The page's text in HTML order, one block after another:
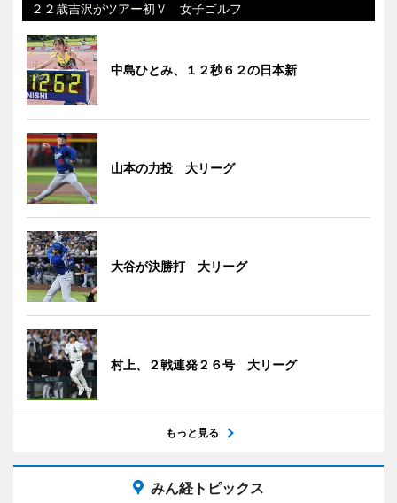
２２歳吉沢がツアー初Ｖ 女子ゴルフ
中島ひとみ、１２秒６２の日本新
山本の力投 大リーグ
大谷が決勝打 大リーグ
村上、２戦連発２６号 大リーグ
もっと見る
みん経トピックス